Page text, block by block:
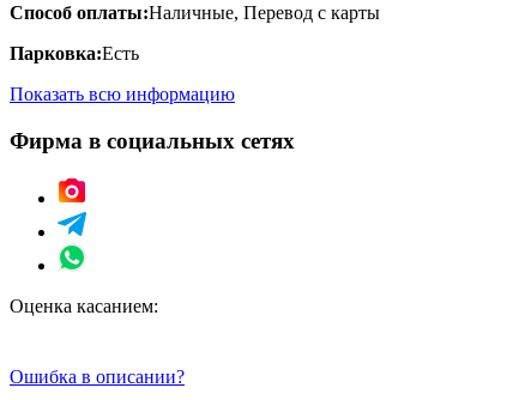
Способ оплаты:Наличные, Перевод с карты
Парковка:Есть
Показать всю информацию
Фирма в социальных сетях
Оценка касанием:
Ошибка в описании?